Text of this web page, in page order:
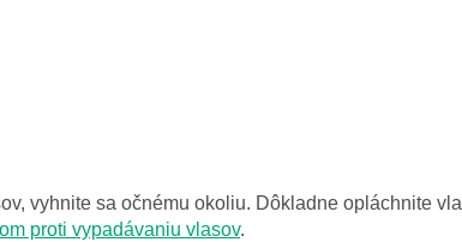
vyhnite sa očnému okoliu. Dôkladne opláchnite
proti vypadávaniu vlasov.